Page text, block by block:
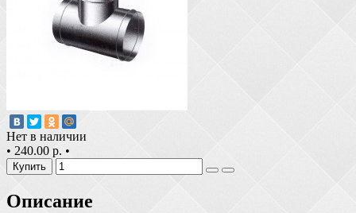
Нет в наличии
• 240.00 р. •
Купить
Описание